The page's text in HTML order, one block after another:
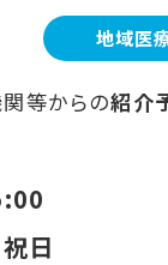
地域医
等からの紹介
日